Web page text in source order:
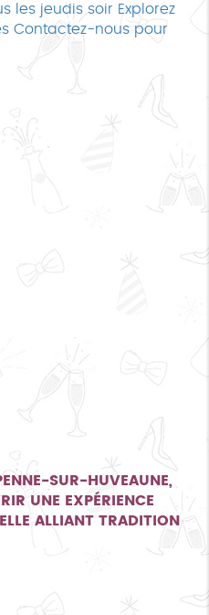
les jeudis soir Explorez
Contactez-nous pour
SUR-HUVEAUNE,
UNE EXPÉRIENCE
ALLIANT TRADITION